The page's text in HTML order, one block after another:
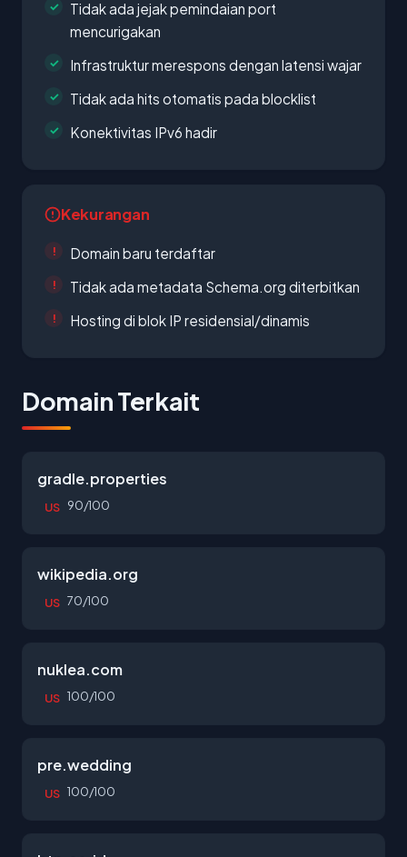
Tidak ada jejak pemindaian port
mencurigakan
Infrastruktur merespons dengan latensi wajar
Tidak ada hits otomatis pada blocklist
Konektivitas IPv6 hadir
Kekurangan
Domain baru terdaftar
Tidak ada metadata Schema.org diterbitkan
Hosting di blok IP residensial/dinamis
Domain Terkait
gradle.properties
US 90/100
wikipedia.org
US 70/100
nuklea.com
US 100/100
pre.wedding
US 100/100